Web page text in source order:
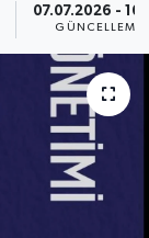
07.07.2026 -
GÜNCELLEME